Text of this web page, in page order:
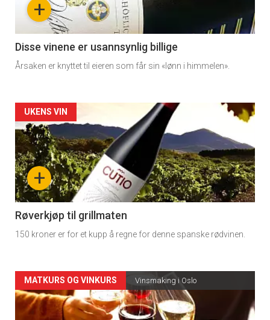
3
+
Disse vinene er usannsynlig billige
Årsaken er knyttet til eieren som får sin «lønn i himmelen».
Forsiden
akkurat
nå
-
4
+
UKENS VIN
Røverkjøp til grillmaten
150 kroner er for et kupp å regne for denne spanske rødvinen.
Forsiden
akkurat
MATKURS OG VINKURS Vinsmaking i Oslo